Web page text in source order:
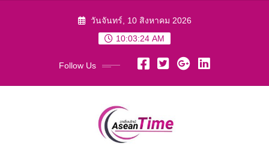
วันจันทร์, 10 สิงหาคม 2026
10:03:25 AM
Follow Us